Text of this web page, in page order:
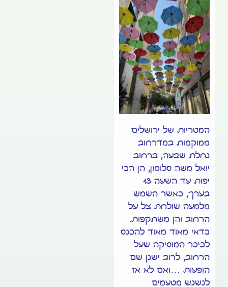
המטריות של ירושלים
ממוקמות במדרחוב
נחלת שבעה, ברחוב
יואל משה סלומון, הן הכי
יפות עד השעה 13
בערך, כאשר השמש
מלמעה שולחת צל על
הרחוב והן משתקפות.
כדאי מאוד מאוד להכנס
לכיכר המוסיקה שעל
הרחוב, לרוב ישנן שם
הופעות …ואם לא אז
לנשנש מטעמים